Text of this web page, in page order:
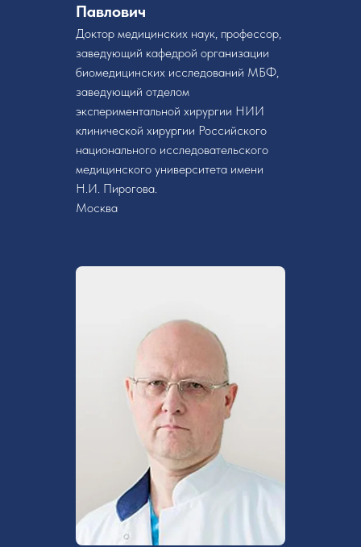
Павлович
Доктор медицинских наук, профессор,
заведующий кафедрой организации
биомедицинских исследований МБФ,
заведующий отделом
экспериментальной хирургии НИИ
клинической хирургии Российского
национального исследовательского
медицинского университета имени
Н.И. Пирогова.
Москва